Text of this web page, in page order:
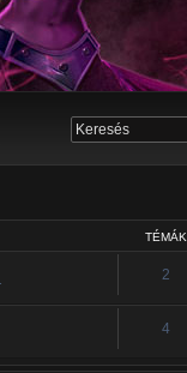
TÉMÁK
2
4